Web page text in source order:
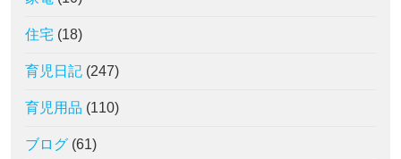
住宅 (18)
育児日記 (247)
育児用品 (110)
ブログ (61)